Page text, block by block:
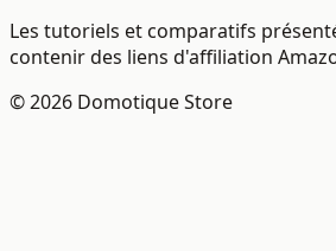
Les tutoriels et comparatifs
contenir des liens d'affiliation
© 2026 Domotique Store